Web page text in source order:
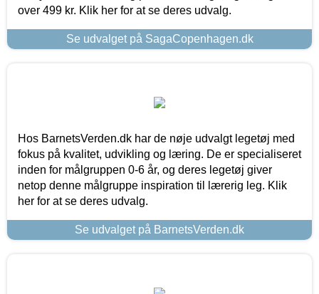
over 499 kr. Klik her for at se deres udvalg.
Se udvalget på SagaCopenhagen.dk
Hos BarnetsVerden.dk har de nøje udvalgt legetøj med
fokus på kvalitet, udvikling og læring. De er specialiseret
inden for målgruppen 0-6 år, og deres legetøj giver
netop denne målgruppe inspiration til lærerig leg. Klik
her for at se deres udvalg.
Se udvalget på BarnetsVerden.dk